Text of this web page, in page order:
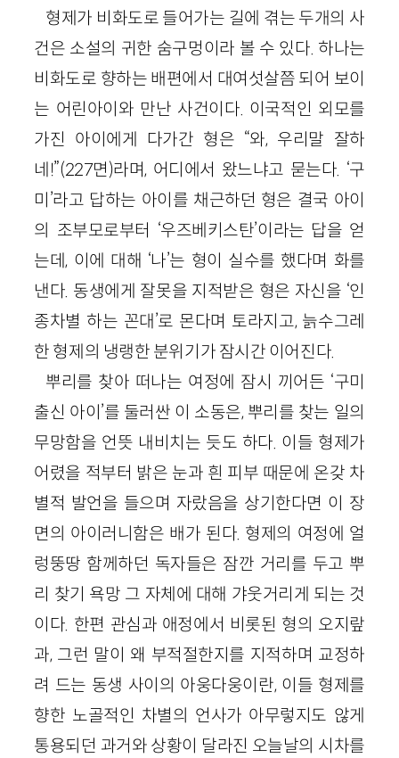
형제가 비화도로 들어가는 길에 겪는 두개의 사
건은 소설의 귀한 숨구멍이라 볼 수 있다. 하나는
비화도로 향하는 배편에서 대여섯살쯤 되어 보이
는 어린아이와 만난 사건이다. 이국적인 외모를
가진 아이에게 다가간 형은 “와, 우리말 잘하
네!”(227면)라며, 어디에서 왔느냐고 묻는다. ‘구
미’라고 답하는 아이를 채근하던 형은 결국 아이
의 조부모로부터 ‘우즈베키스탄’이라는 답을 얻
는데, 이에 대해 ‘나’는 형이 실수를 했다며 화를
낸다. 동생에게 잘못을 지적받은 형은 자신을 ‘인
종차별 하는 꼰대’로 몬다며 토라지고, 늙수그레
한 형제의 냉랭한 분위기가 잠시간 이어진다.
뿌리를 찾아 떠나는 여정에 잠시 끼어든 ‘구미
출신 아이’를 둘러싼 이 소동은, 뿌리를 찾는 일의
무망함을 언뜻 내비치는 듯도 하다. 이들 형제가
어렸을 적부터 밝은 눈과 흰 피부 때문에 온갖 차
별적 발언을 들으며 자랐음을 상기한다면 이 장
면의 아이러니함은 배가 된다. 형제의 여정에 얼
렁뚱땅 함께하던 독자들은 잠깐 거리를 두고 뿌
리 찾기 욕망 그 자체에 대해 갸웃거리게 되는 것
이다. 한편 관심과 애정에서 비롯된 형의 오지랖
과, 그런 말이 왜 부적절한지를 지적하며 교정하
려 드는 동생 사이의 아웅다웅이란, 이들 형제를
향한 노골적인 차별의 언사가 아무렇지도 않게
통용되던 과거와 상황이 달라진 오늘날의 시차를